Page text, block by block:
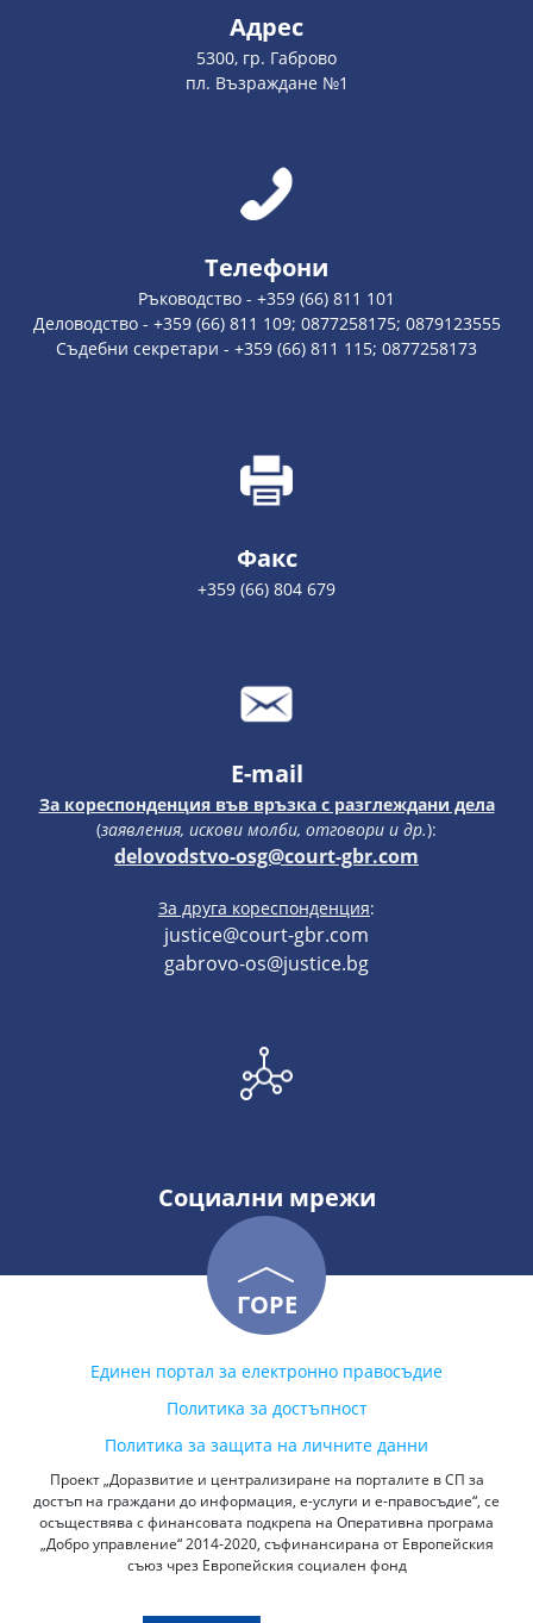
Адрес
5300, гр. Габрово
пл. Възраждане №1
Телефони
Ръководство - +359 (66) 811 101
Деловодство - +359 (66) 811 109; 0877258175; 0879123555
Съдебни секретари - +359 (66) 811 115; 0877258173
Факс
+359 (66) 804 679
E-mail
За кореспонденция във връзка с разглеждани дела
(заявления, искови молби, отговори и др.):
delovodstvo-osg@court-gbr.com
За друга кореспонденция:
justice@court-gbr.com
gabrovo-os@justice.bg
Социални мрежи
ГОРЕ
Единен портал за електронно правосъдие
Политика за достъпност
Политика за защита на личните данни
Проект „Доразвитие и централизиране на порталите в СП за
достъп на граждани до информация, е-услуги и е-правосъдие“, се
осъществява с финансовата подкрепа на Оперативна програма
„Добро управление“ 2014-2020, съфинансирана от Европейския
съюз чрез Европейския социален фонд